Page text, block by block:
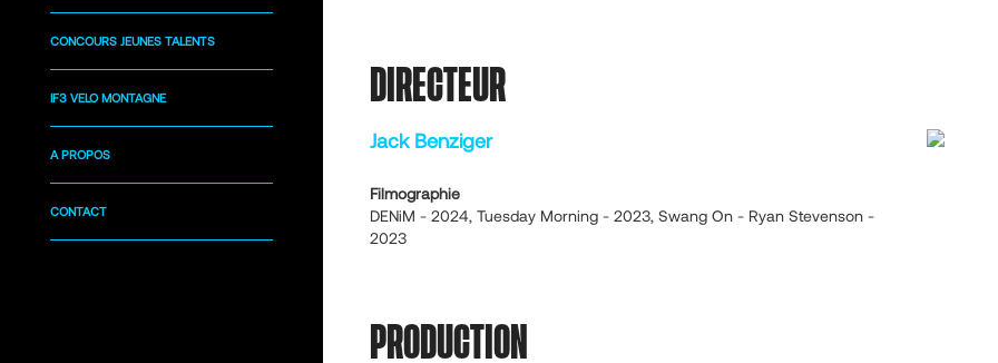
CONCOURS JEUNES TALENTS
IF3 VELO MONTAGNE
A PROPOS
CONTACT
DIRECTEUR
Jack Benziger
Filmographie
DENiM - 2024, Tuesday Morning - 2023, Swang On - Ryan Stevenson -
2023
PRODUCTION